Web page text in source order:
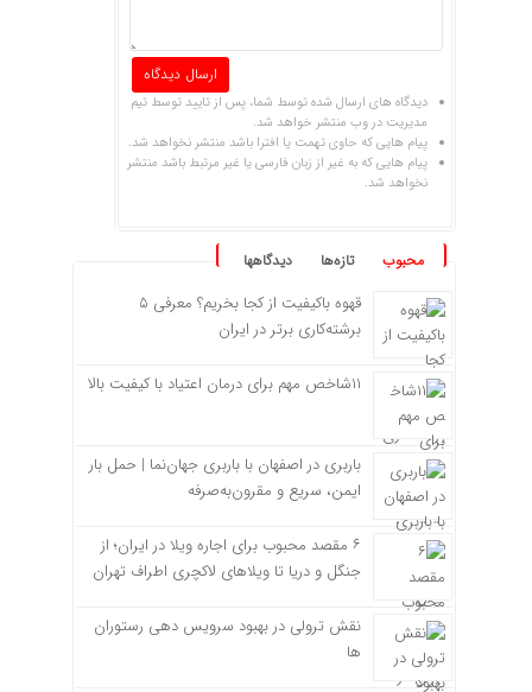
دیدگاه های ارسال شده توسط شما، پس از تایید توسط تیم
مدیریت در وب منتشر خواهد شد.
پیام هایی که حاوی تهمت یا افترا باشد منتشر نخواهد شد.
پیام هایی که به غیر از زبان فارسی یا غیر مرتبط باشد منتشر
نخواهد شد.
محبوب تازه‌ها دیدگاهها
قهوه باکیفیت از کجا بخریم؟ معرفی ۵
برشته‌کاری برتر در ایران
۱۱شاخص مهم برای درمان اعتیاد با کیفیت بالا
باربری در اصفهان با باربری جهان‌نما | حمل بار
ایمن، سریع و مقرون‌به‌صرفه
۶ مقصد محبوب برای اجاره ویلا در ایران؛ از
جنگل و دریا تا ویلاهای لاکچری اطراف تهران
نقش ترولی در بهبود سرویس دهی رستوران
ها